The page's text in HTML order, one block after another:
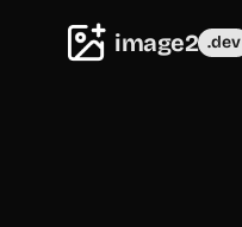
image2 .dev